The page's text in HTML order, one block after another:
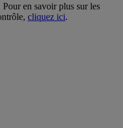
en savoir plus sur les
cliquez ici.